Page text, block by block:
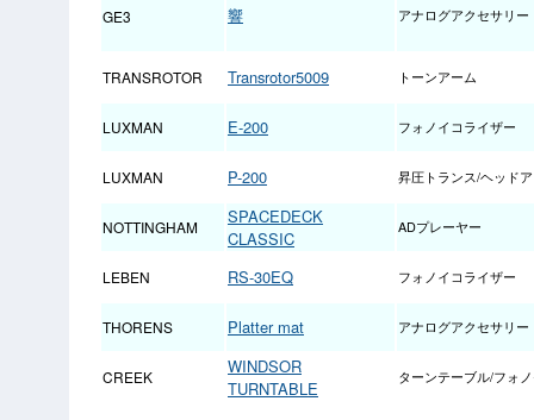
GE3 響 アナログアクセサリー
TRANSROTOR Transrotor5009 トーンアーム
LUXMAN E-200 フォノイコライザー
LUXMAN P-200 昇圧トランス/ヘッド
NOTTINGHAM
SPACEDECK
CLASSIC
ADプレーヤー
LEBEN RS-30EQ フォノイコライザー
THORENS Platter mat アナログアクセサリー
CREEK
WINDSOR
TURNTABLE
ターンテーブル/フォ